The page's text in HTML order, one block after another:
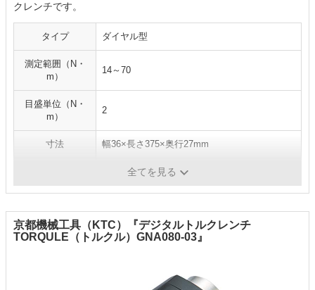
クレンチです。
タイプ ダイヤル型
測定範囲（N・
m）
14～70
目盛単位（N・
m）
2
寸法 幅36×長さ375×奥行27mm
全てを見る
京都機械工具（KTC）『デジタルトルクレンチ
TORQULE（トルクル）GNA080-03』